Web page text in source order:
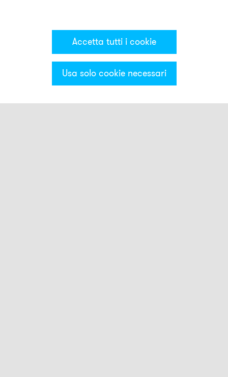
Categorie & Filter
Accetta tutti i cookie
Usa solo cookie necessari